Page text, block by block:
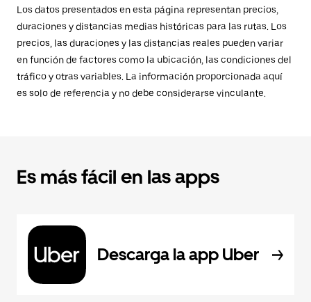
Los datos presentados en esta página representan precios,
duraciones y distancias medias históricas para las rutas. Los
precios, las duraciones y las distancias reales pueden variar
en función de factores como la ubicación, las condiciones del
tráfico y otras variables. La información proporcionada aquí
es solo de referencia y no debe considerarse vinculante.
Es más fácil en las apps
Descarga la app Uber